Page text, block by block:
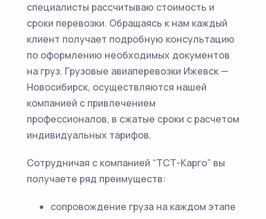
специалисты рассчитываю стоимость и
сроки перевозки. Обращаясь к нам каждый
клиент получает подробную консультацию
по оформлению необходимых документов
на груз. Грузовые авиаперевозки Ижевск —
Новосибирск, осуществляются нашей
компанией с привлечением
профессионалов, в сжатые сроки с расчетом
индивидуальных тарифов.
Сотрудничая с компанией “ТСТ-Карго” вы
получаете ряд преимуществ:
сопровождение груза на каждом этапе